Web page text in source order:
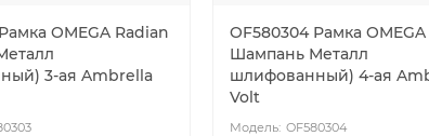
OMEGA Radian
3-ая Ambrella
OF580304 Рамка
Шампань Металл
шлифованный) 4-ая
Volt
OF580304